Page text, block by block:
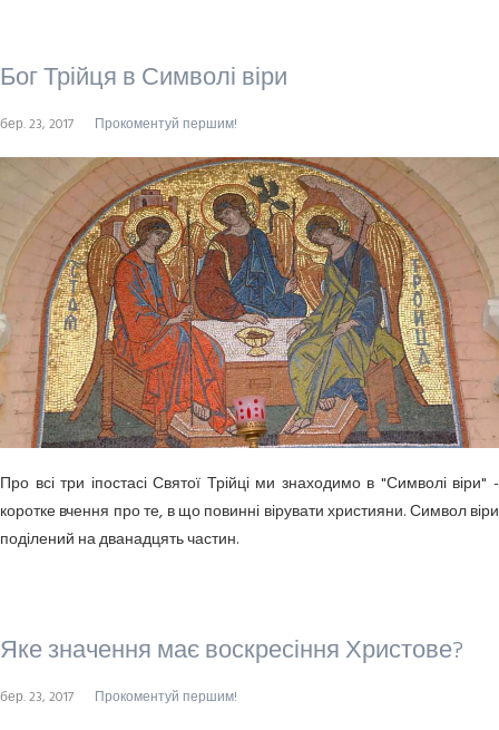
Бог Трійця в Символі віри
бер. 23, 2017 Прокоментуй першим!
Про всі три іпостасі Святої Трійці ми знаходимо в "Символі віри" -
коротке вчення про те, в що повинні вірувати християни. Символ віри
поділений на дванадцять частин.
Яке значення має воскресіння Христове?
бер. 23, 2017 Прокоментуй першим!